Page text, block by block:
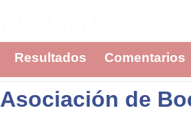
Resultados Comentarios
Asociación de